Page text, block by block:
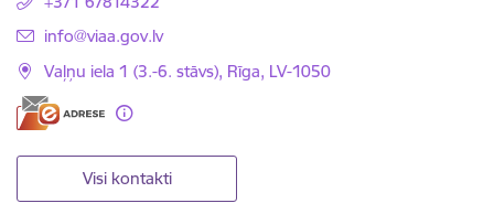
E-pasts:
info@viaa.gov.lv
Vaļņu iela 1 (3.-6. stāvs), Rīga, LV-1050
Visi kontakti